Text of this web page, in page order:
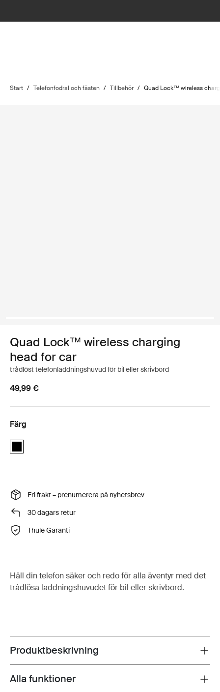
Start / Telefonfodral och fästen / Tillbehör / Quad Lock™ wireless
Quad Lock™ wireless charging
head for car
trådlöst telefonladdningshuvud för bil eller skrivbord
49,99 €
Färg
Quad Lock™ wireless charging head for car Svart (selected)
Fri frakt – prenumerera på nyhetsbrev
30 dagars retur
Thule Garanti
Håll din telefon säker och redo för alla äventyr med det
trådlösa laddningshuvudet för bil eller skrivbord.
Toggle overview
Produktbeskrivning
Toggle features
Alla funktioner